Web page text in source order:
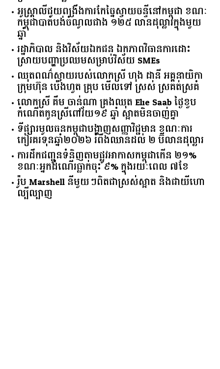
អូស្ត្រាលី​ជួយ​ពង្រឹង​ការ​កែច្នៃ​ស្វាយចន្ទី​នៅ​កម្ពុជា​ ​ខណៈ​
កម្ពុជា​បាត់បង់​ចំណូល​ជាង​ ​១២៥​ ​លាន​ដុល្លារ​ក្នុង​មួយ​
ឆ្នាំ​
រដ្ឋាភិបាល​ ​និង​វិស័យ​ឯកជន ​ឯកភាព​វិធានការ​ដោះ
ស្រាយ​បញ្ហា​ប្រឈម​​សម្រាប់​វិស័យ​ ​SMEs​
ឈុតពណ៌ស្វាយរបស់លោកស្រី ហុង ដានី អគ្គ​នាយិកា​
ក្រុមហ៊ុន ប៉េងហួត គ្រុប មើលទៅ ស្រស់ ស្រគត់ស្រគំ
លោកស្រី គឹម ចាន់ណា គ្រងឈុត Elie Saab ថ្ងៃខួប
កំណើតកូនស្រីពៅវ័យ១៩ ឆ្នាំ ស្អាតមិនចាញ់គ្នា
ទីផ្សារ​មូលធន​កម្ពុជា​បង្ហាញ​សញ្ញា​វិជ្ជមាន​ ​ខណៈ​ការ​
កៀរគរ​ទុន​ឆ្នាំ​២០២៦​ ​រំពឹង​ឈានដល់​ ​២​ ​ប៊ីលាន​ដុល្លារ​
ការដឹកជញ្ជូនទំនិញតាមផ្លូវអាកាសកម្ពុជាកើន ២១%
ខណៈអ្នកដំណើរធ្លាក់ចុះ ៩% ក្នុងរយៈពេល ៧ខែ
រ៉ូប Marshell នីមួយៗពិតជាស្រស់ស្អាត និងជាយីហោ
ល្បីល្បាញ